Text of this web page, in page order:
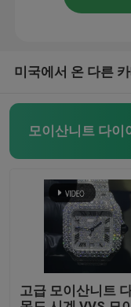
미국에서 온 다른
모이산니트 다이
고급 모이산니트